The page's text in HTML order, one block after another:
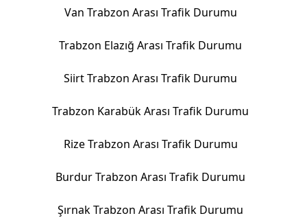
Van Trabzon Arası Trafik Durumu
Trabzon Elazığ Arası Trafik Durumu
Siirt Trabzon Arası Trafik Durumu
Trabzon Karabük Arası Trafik Durumu
Rize Trabzon Arası Trafik Durumu
Burdur Trabzon Arası Trafik Durumu
Şırnak Trabzon Arası Trafik Durumu